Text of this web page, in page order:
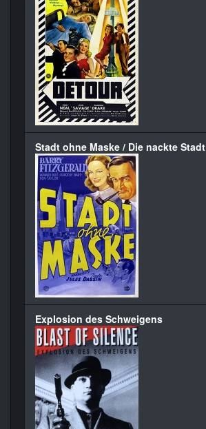
Stadt ohne Maske / Die nackte Stadt
Explosion des Schweigens